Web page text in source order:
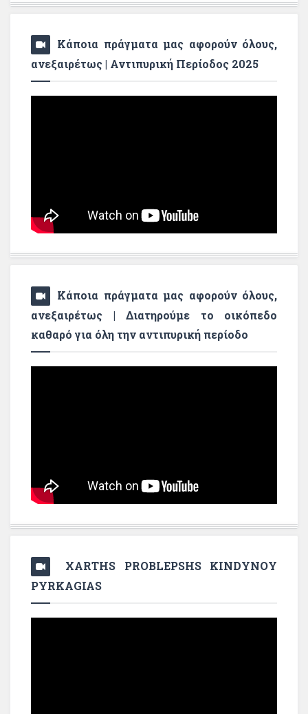
Κάποια πράγματα μας αφορούν όλους,
ανεξαιρέτως | Αντιπυρική Περίοδος 2025
Κάποια πράγματα μας αφορούν όλους,
ανεξαιρέτως | Διατηρούμε το οικόπεδο
καθαρό για όλη την αντιπυρική περίοδο
XARTHS PROBLEPSHS KINDYNOY
PYRKAGIAS